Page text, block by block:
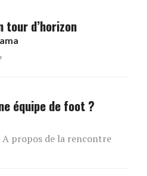
tour d’horizon
équipe de foot ?
A propos de la rencontre